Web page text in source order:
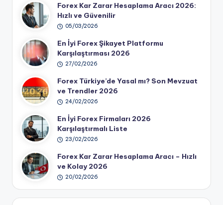
Forex Kar Zarar Hesaplama Aracı 2026:
Hızlı ve Güvenilir
05/03/2026
En İyi Forex Şikayet Platformu
Karşılaştırması 2026
27/02/2026
Forex Türkiye’de Yasal mı? Son Mevzuat
ve Trendler 2026
24/02/2026
En İyi Forex Firmaları 2026
Karşılaştırmalı Liste
23/02/2026
Forex Kar Zarar Hesaplama Aracı – Hızlı
ve Kolay 2026
20/02/2026